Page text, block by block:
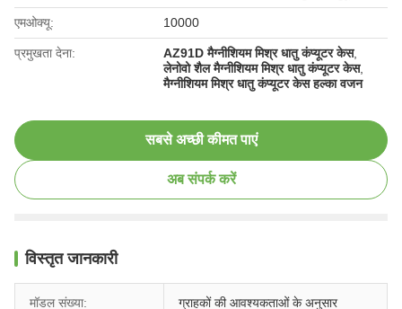
एमओक्यू: 10000
प्रमुखता देना: AZ91D मैग्नीशियम मिश्र धातु कंप्यूटर केस,
लेनोवो शैल मैग्नीशियम मिश्र धातु कंप्यूटर केस,
मैग्नीशियम मिश्र धातु कंप्यूटर केस हल्का वजन
सबसे अच्छी कीमत पाएं
अब संपर्क करें
विस्तृत जानकारी
मॉडल संख्या:
ग्राहकों की आवश्यकताओं के अनुसार